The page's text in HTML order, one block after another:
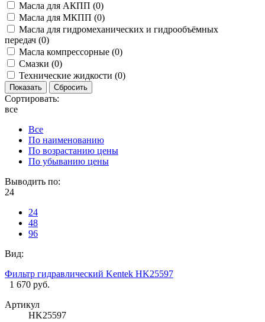
Масла для АКПП (0)
Масла для МКПП (0)
Масла для гидромеханических и гидрообъёмных
передач (0)
Масла компрессорные (0)
Смазки (0)
Технические жидкости (0)
Сортировать:
все
Все
По наименованию
По возрастанию цены
По убыванию цены
Выводить по:
24
24
48
96
Вид:
Фильтр гидравлический Kentek HK25597
1 670 руб.
Артикул
HK25597